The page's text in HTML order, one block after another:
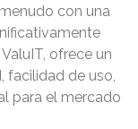
con una
ofrece un
facilidad de uso,
para el mercado